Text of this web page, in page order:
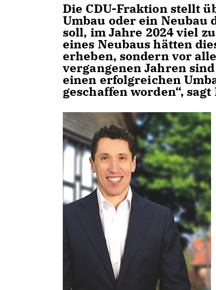
Die CDU-Fraktion stellt
Umbau oder ein
soll, im Jahre 2024 viel
eines Neubaus hätten
erheben, sondern vor
vergangenen Jahren
einen erfolgreichen
geschaffen worden“,